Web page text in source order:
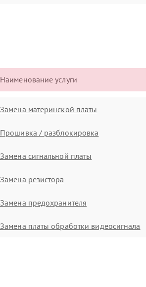
Наименование услуги
Замена материнской платы
Прошивка / разблокировка
Замена сигнальной платы
Замена резистора
Замена предохранителя
Замена платы обработки видеосигнала